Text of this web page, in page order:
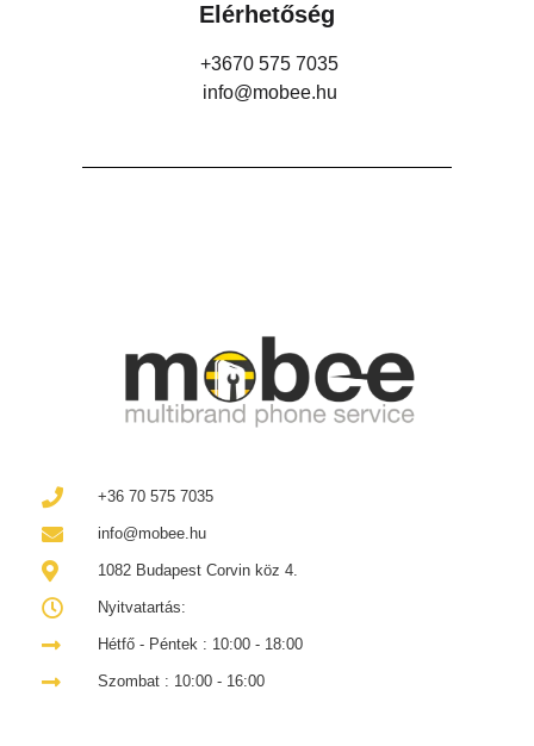
Elérhetőség
+3670 575 7035
info@mobee.hu
+36 70 575 7035
info@mobee.hu
1082 Budapest Corvin köz 4.
Nyitvatartás:
Hétfő - Péntek : 10:00 - 18:00
Szombat : 10:00 - 16:00